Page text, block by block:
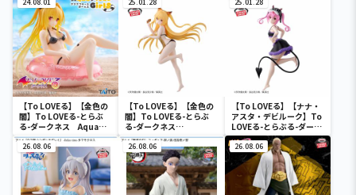
金色の闇
～チャイナドレスver.～
～チャイナドレスver.～
【To LOVEる】【金色の
闇】To LOVEる-とらぶ
る-ダークネス Aqua
Float Girls フィギュア
金色の闇
【To LOVEる】【金色の
闇】To LOVEる-とらぶ
る-ダークネス
GLITTER&GLAMOURS
金色の闇
【To LOVEる】【ナナ・
アスタ・デビルーク】To
LOVEる-とらぶる-ダーク
ネス
GLITTER&GLAMOURS
ナナ・アスタ・デビルー
ク
26.08.06 26.08.06 26.08.06